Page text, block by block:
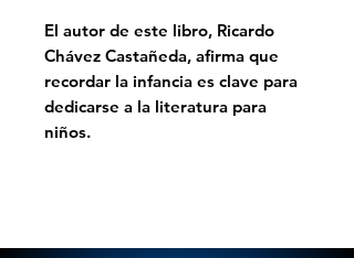
El autor de este libro, Ricardo
Chávez Castañeda, afirma que
recordar la infancia es clave para
dedicarse a la literatura para
niños.